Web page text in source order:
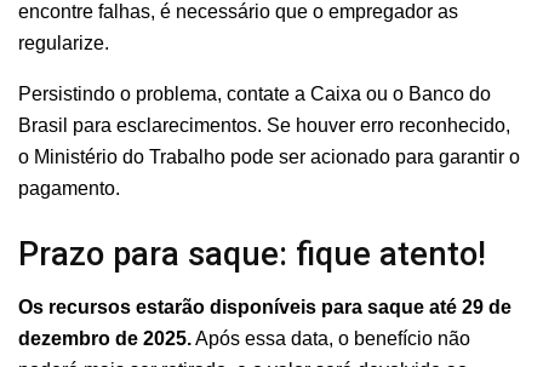
encontre falhas, é necessário que o empregador as
regularize.
Persistindo o problema, contate a Caixa ou o Banco do
Brasil para esclarecimentos. Se houver erro reconhecido,
o Ministério do Trabalho pode ser acionado para garantir o
pagamento.
Prazo para saque: fique atento!
Os recursos estarão disponíveis para saque até 29 de
dezembro de 2025.Após essa data, o benefício não